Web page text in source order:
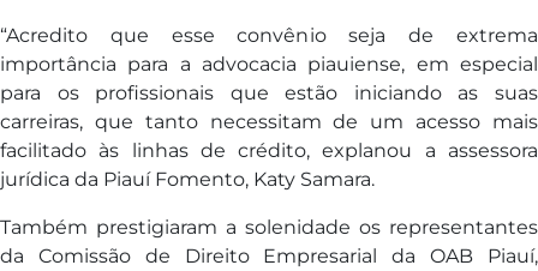
“Acredito que esse convênio seja de extrema
importância para a advocacia piauiense, em especial
para os profissionais que estão iniciando as suas
carreiras, que tanto necessitam de um acesso mais
facilitado às linhas de crédito, explanou a assessora
jurídica da Piauí Fomento, Katy Samara.
Também prestigiaram a solenidade os representantes
da Comissão de Direito Empresarial da OAB Piauí,